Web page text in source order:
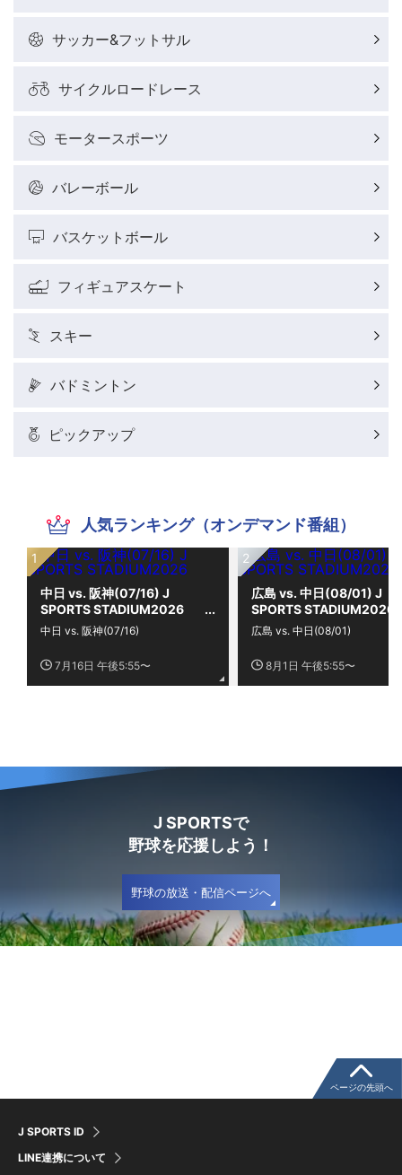
サッカー&フットサル
サイクルロードレース
モータースポーツ
バレーボール
バスケットボール
フィギュアスケート
スキー
バドミントン
ピックアップ
人気ランキング（オンデマンド番組）
中日 vs. 阪神(07/16) J
SPORTS STADIUM2026
7月16日 午後5:55〜
中日 vs. 阪神(07/16)
広島 vs. 中日(08/01) J
SPORTS STADIUM2026
8月1日 午後5:55〜
広島 vs. 中日(08/01)
J SPORTSで
野球を応援しよう！
野球の放送・配信ページへ
J SPORTS ID
LINE連携について
ページの先頭へ